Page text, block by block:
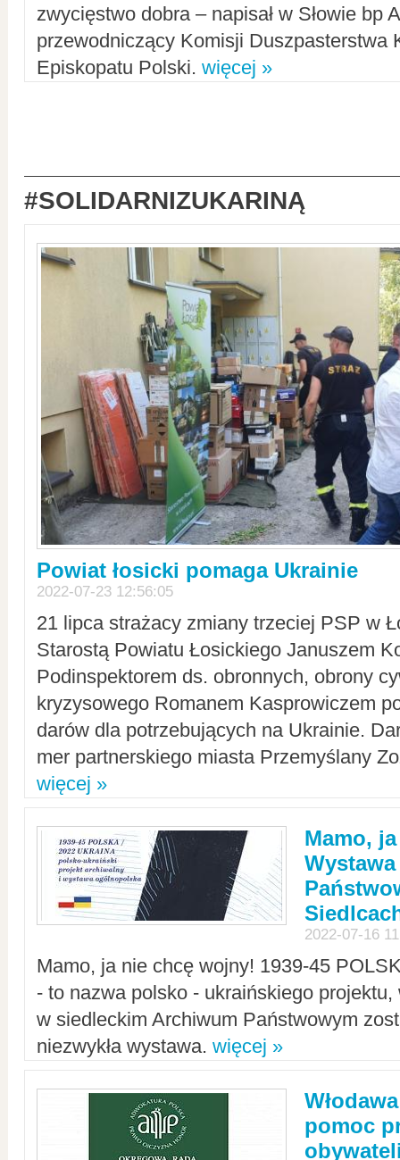
zwycięstwo dobra – napisał w Słowie bp
przewodniczący Komisji Duszpasterstwa
Episkopatu Polski. więcej »
#SOLIDARNIZUKARINĄ
Powiat łosicki pomaga Ukrainie
2022-07-23 12:56:05
21 lipca strażacy zmiany trzeciej PSP w
Starostą Powiatu Łosickiego Januszem
Podinspektorem ds. obronnych, obrony
kryzysowego Romanem Kasprowiczem
darów dla potrzebujących na Ukrainie.
mer partnerskiego miasta Przemyślany
więcej »
Mamo,
2022-07-16
Mamo, ja nie chcę wojny! 1939-45
- to nazwa polsko - ukraińskiego
w siedleckim Archiwum Państwowym
niezwykła wystawa. więcej »
pomoc